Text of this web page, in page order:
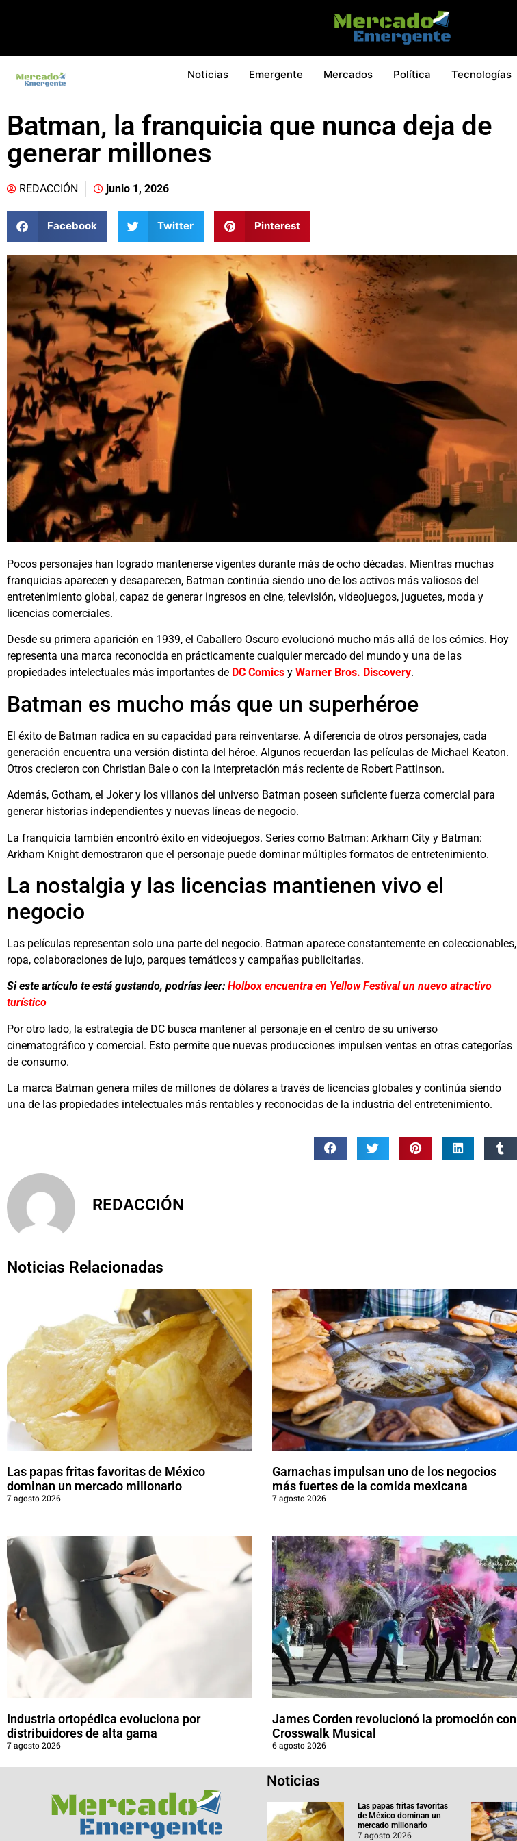
Noticias Emergente Mercados Política Tecnologías
Batman, la franquicia que nunca deja de
generar millones
REDACCIÓN junio 1, 2026
Facebook Twitter Pinterest
Pocos personajes han logrado mantenerse vigentes durante más de ocho décadas. Mientras muchas
franquicias aparecen y desaparecen, Batman continúa siendo uno de los activos más valiosos del
entretenimiento global, capaz de generar ingresos en cine, televisión, videojuegos, juguetes, moda y
licencias comerciales.
Desde su primera aparición en 1939, el Caballero Oscuro evolucionó mucho más allá de los cómics. Hoy
representa una marca reconocida en prácticamente cualquier mercado del mundo y una de las
propiedades intelectuales más importantes de DC Comics y Warner Bros. Discovery.
Batman es mucho más que un superhéroe
El éxito de Batman radica en su capacidad para reinventarse. A diferencia de otros personajes, cada
generación encuentra una versión distinta del héroe. Algunos recuerdan las películas de Michael Keaton.
Otros crecieron con Christian Bale o con la interpretación más reciente de Robert Pattinson.
Además, Gotham, el Joker y los villanos del universo Batman poseen suficiente fuerza comercial para
generar historias independientes y nuevas líneas de negocio.
La franquicia también encontró éxito en videojuegos. Series como Batman: Arkham City y Batman:
Arkham Knight demostraron que el personaje puede dominar múltiples formatos de entretenimiento.
La nostalgia y las licencias mantienen vivo el
negocio
Las películas representan solo una parte del negocio. Batman aparece constantemente en coleccionables,
ropa, colaboraciones de lujo, parques temáticos y campañas publicitarias.
Si este artículo te está gustando, podrías leer: Holbox encuentra en Yellow Festival un nuevo atractivo
turístico
Por otro lado, la estrategia de DC busca mantener al personaje en el centro de su universo
cinematográfico y comercial. Esto permite que nuevas producciones impulsen ventas en otras categorías
de consumo.
La marca Batman genera miles de millones de dólares a través de licencias globales y continúa siendo
una de las propiedades intelectuales más rentables y reconocidas de la industria del entretenimiento.
REDACCIÓN
Noticias Relacionadas
Las papas fritas favoritas de México
dominan un mercado millonario
7 agosto 2026
Garnachas impulsan uno de los negocios
más fuertes de la comida mexicana
7 agosto 2026
Industria ortopédica evoluciona por
distribuidores de alta gama
7 agosto 2026
James Corden revolucionó la promoción con
Crosswalk Musical
6 agosto 2026
Noticias
Las papas fritas favoritas
de México dominan un
mercado millonario
7 agosto 2026